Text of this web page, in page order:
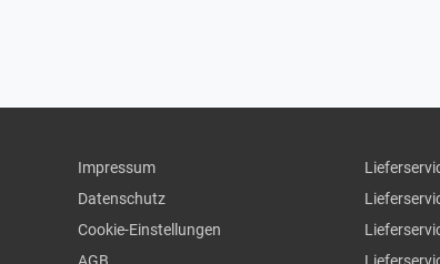
Impressum
Datenschutz
Cookie-Einstellungen